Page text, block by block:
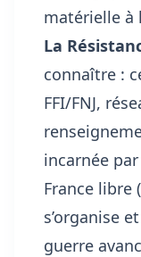
matérielle à
La
connaître :
FFI/FNJ,
incarnée par
France libre
s’organise
guerre